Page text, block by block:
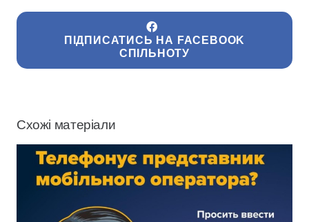
ПІДПИСАТИСЬ НА FACEBOOK
СПІЛЬНОТУ
Схожі матеріали